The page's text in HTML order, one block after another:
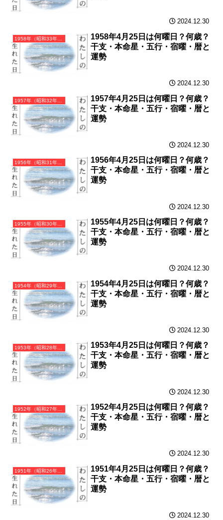
2024.12.30
1958年（昭和33年）戊戌（つちのえいぬ）・戌年（いぬ年）カレンダー（月曜はじまり）
1958年4月25日は何曜日？何歳？
干支・本命星・五行・宿曜・暦と
運勢
2024.12.30
1957年（昭和32年）丁酉（ひのととり）・酉年（とり年）カレンダー（月曜はじまり）
1957年4月25日は何曜日？何歳？
干支・本命星・五行・宿曜・暦と
運勢
2024.12.30
1956年（昭和31年）丙申（ひのえさる）・申年（さる年）カレンダー（月曜はじまり）
1956年4月25日は何曜日？何歳？
干支・本命星・五行・宿曜・暦と
運勢
2024.12.30
1955年（昭和30年）乙未（きのとひつじ）・未年（ひつじ年）カレンダー（月曜はじまり）
1955年4月25日は何曜日？何歳？
干支・本命星・五行・宿曜・暦と
運勢
2024.12.30
1954年（昭和29年）甲午（きのえうま）・午年（うま年）カレンダー（月曜はじまり）
1954年4月25日は何曜日？何歳？
干支・本命星・五行・宿曜・暦と
運勢
2024.12.30
1953年（昭和28年）癸巳（みずのとみ）・巳年（へび年）カレンダー（月曜はじまり）
1953年4月25日は何曜日？何歳？
干支・本命星・五行・宿曜・暦と
運勢
2024.12.30
1952年（昭和27年）壬辰（みずのえたつ）・辰年（たつ年）カレンダー（月曜はじまり）
1952年4月25日は何曜日？何歳？
干支・本命星・五行・宿曜・暦と
運勢
2024.12.30
1951年（昭和26年）辛卯（かのとう）・卯年（うさぎ年）カレンダー（月曜はじまり）
1951年4月25日は何曜日？何歳？
干支・本命星・五行・宿曜・暦と
運勢
2024.12.30